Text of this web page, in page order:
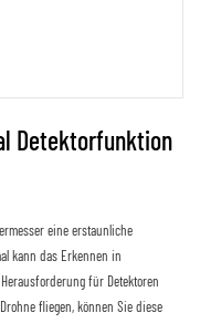
Detektorfunktion
eine erstaunliche
kann das Erkennen in
für Detektoren
fliegen, können Sie diese